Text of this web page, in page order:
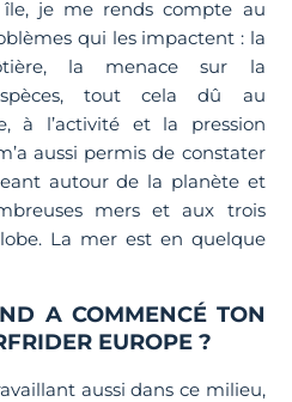
je me rends compte au
qui les impactent : la
la menace sur la
tout cela dû au
à l’activité et la pression
aussi permis de constater
autour de la planète et
mers et aux trois
La mer est en quelque
A COMMENCÉ TON
EUROPE ?
aussi dans ce milieu,